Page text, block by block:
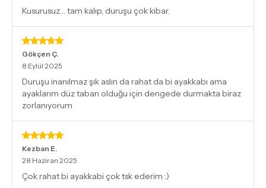
Kusurusuz… tam kalıp, duruşu çok kibar.
Gökçen Ç.
8 Eylül 2025
Duruşu inanılmaz şık aslın da rahat da bi ayakkabı ama
ayaklarım düz taban olduğu için dengede durmakta biraz
zorlanıyorum
Kezban E.
28 Haziran 2025
Çok rahat bi ayakkabi çok tsk ederim :)